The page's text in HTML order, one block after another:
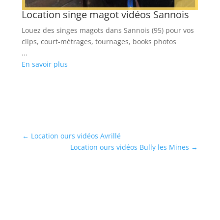
Location singe magot vidéos Sannois
Louez des singes magots dans Sannois (95) pour vos
clips, court-métrages, tournages, books photos
...
En savoir plus
← Location ours vidéos Avrillé
Location ours vidéos Bully les Mines →